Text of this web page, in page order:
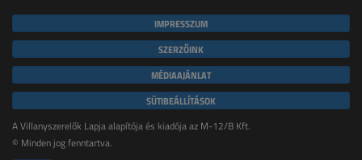
IMPRESSZUM
SZERZŐINK
MÉDIAAJÁNLAT
SÜTIBEÁLLÍTÁSOK
A Villanyszerelők Lapja alapítója és kiadója az M-12/B Kft.
© Minden jog fenntartva.